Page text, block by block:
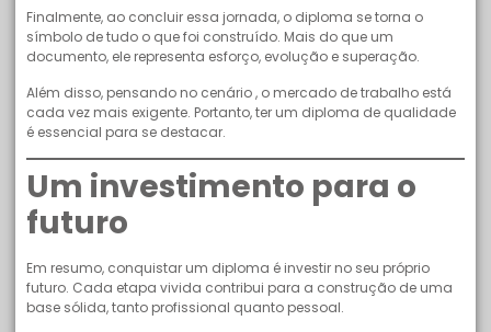
Finalmente, ao concluir essa jornada, o diploma se torna o
símbolo de tudo o que foi construído. Mais do que um
documento, ele representa esforço, evolução e superação.
Além disso, pensando no cenário , o mercado de trabalho está
cada vez mais exigente. Portanto, ter um diploma de qualidade
é essencial para se destacar.
Um investimento para o
futuro
Em resumo, conquistar um diploma é investir no seu próprio
futuro. Cada etapa vivida contribui para a construção de uma
base sólida, tanto profissional quanto pessoal.